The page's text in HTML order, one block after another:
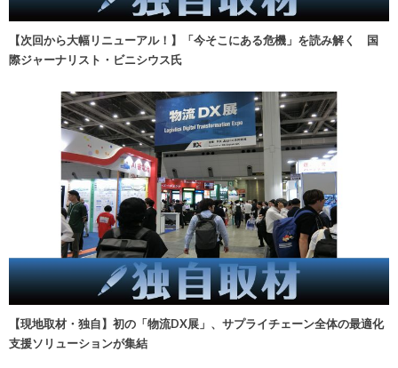
【次回から大幅リニューアル！】「今そこにある危機」を読み解く 国
際ジャーナリスト・ビニシウス氏
【現地取材・独自】初の「物流DX展」、サプライチェーン全体の最適化
支援ソリューションが集結